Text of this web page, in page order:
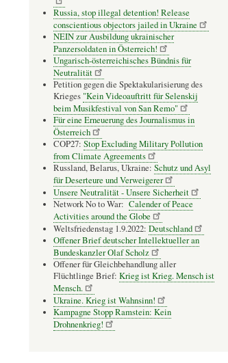
Russia, stop illegal detention! Release
conscientious objectors jailed in Ukraine
NEIN zur Ausbildung ukrainischer
Panzersoldaten in Österreich!
Ungarisch-österreichisches Bündnis für
Neutralität
Petition gegen die Spektakularisierung des
Krieges "Kein Videoauftritt für Selenskij
beim Musikfestival von San Remo"
Für eine Erneuerung des Journalismus in
Österreich
COP27: Stop Excluding Military Pollution
from Climate Agreements
Russland, Belarus, Ukraine: Schutz und Asyl
für Deserteure und Verweigerer
Unsere Neutralität - Unsere Sicherheit
Network No to War: Calender of Peace
Activities around the Globe
Weltsfriedenstag 1.9.2022: Deutschland
Offener Brief deutscher Intellektueller an
Bundeskanzler Olaf Scholz
Offener für Gleichbehandlung aller
Flüchtlinge Brief: Krieg ist Krieg. Mensch ist
Mensch.
Ukraine. Krieg ist Wahnsinn!
Kampagne Stopp Ramstein: Kein
Drohnenkrieg!